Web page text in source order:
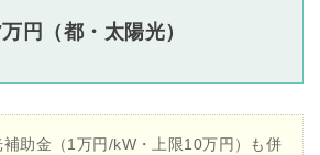
円（都・太陽光）
助金（1万円/kW・上限10万円）も併